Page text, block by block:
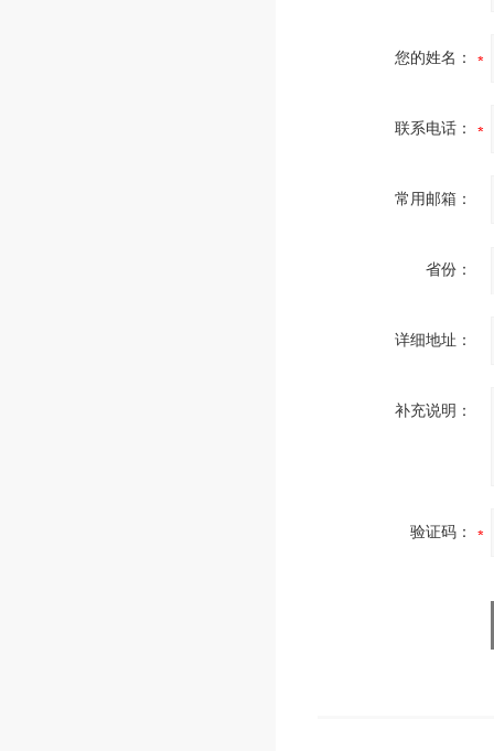
您的姓名：
联系电话：
常用邮箱：
省份：
详细地址：
补充说明：
验证码：